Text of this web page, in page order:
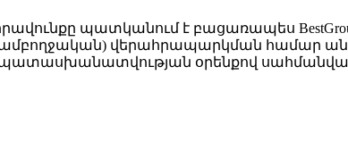
պատկանում է բացառապես
վերահրապարկման համար
պատասխանատվության օրենքով